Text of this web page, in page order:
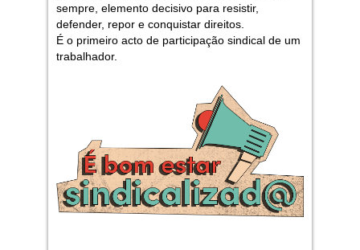
sempre, elemento decisivo para resistir,
defender, repor e conquistar direitos.
É o primeiro acto de participação sindical de um
trabalhador.